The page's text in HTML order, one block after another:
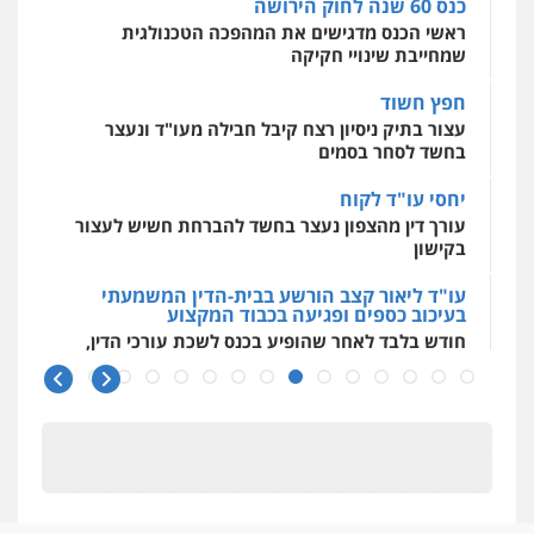
כנס 60 שנה לחוק הירושה
ראשי הכנס מדגישים את המהפכה הטכנולגית
שמחייבת שינויי חקיקה
חפץ חשוד
עצור בתיק ניסיון רצח קיבל חבילה מעו"ד ונעצר
בחשד לסחר בסמים
יחסי עו"ד לקוח
עורך דין מהצפון נעצר בחשד להברחת חשיש לעצור
בקישון
עו"ד ליאור קצב הורשע בבית-הדין המשמעתי
בעיכוב כספים ופגיעה בכבוד המקצוע
חודש בלבד לאחר שהופיע בכנס לשכת עורכי הדין,
קצב הורשע